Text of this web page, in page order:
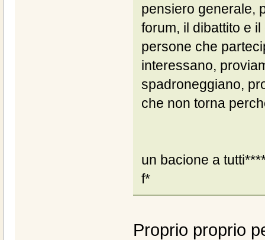
pensiero generale,
forum, il dibattito e
persone che
interessano,
spadroneggiano,
che non torna
un bacione a
f*
Proprio proprio